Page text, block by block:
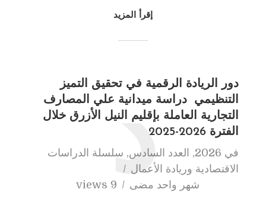
إقرأ المزيد
دور الريادة الرقمية في تحقيق التميز
التنظيمي دراسة ميدانية علي المصارف
التجارية العاملة بإقليم النيل الأزرق خلال
الفترة 2026-2025
في 2026
, العدد السادس, سلسلة الدراسات
الاقتصادية وريادة الأعمال
شهر واحد مضى
9 views
د